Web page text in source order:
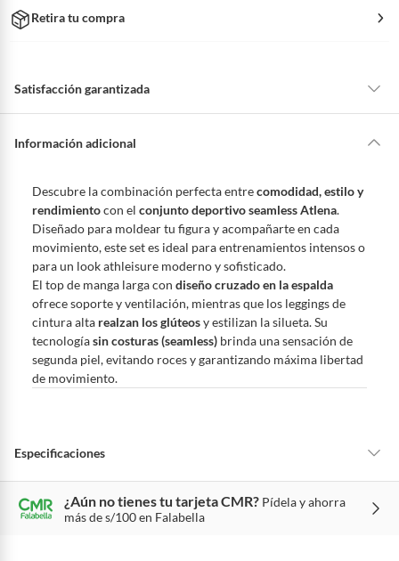
Retira tu compra
Satisfacción garantizada
hacer una devolución.
otras con restricciones y algunas que no se pueden devolver ni cambiar.
Productos vendidos porFalabella, Tottus y otros vendedores tienen:
48 horas: cemento, mezclas de hormigón, morteros, yeso y otros
productos para asfalto, hormigón, albañilería.
7 días: colchones y productos de combustión.
Productos vendidos porSodimactienen:
48 horas: cemento, mezclas de hormigón, morteros, yeso y otros
productos para asfalto.
No se pueden devolver o cambiar bajo cambio de opinión
Productos de compra internacional.
Productos comprados en Outlet Atocongo.
Información adicional
Descubre la combinación perfecta entrecomodidad, estilo y
rendimientocon el conjunto deportivo seamless Atlena.
Diseñado para moldear tu figura y acompañarte en cada
movimiento, este set es ideal para entrenamientos intensos o
para un look athleisure moderno y sofisticado.
El top de manga larga con diseño cruzado en la espalda
ofrece soporte y ventilación, mientras que los leggings de
cintura alta realzan los glúteosy estilizan la silueta. Su
tecnologíasin costuras (seamless) brinda una sensación de
segunda piel, evitando roces y garantizando máxima libertad
de movimiento.
Especificaciones
Hecho en China
¿Aún no tienes tu tarjeta CMR? Pídela y ahorra
más de s/100 en Falabella